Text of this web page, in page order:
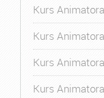
Kurs
Kurs
Kurs
Kurs